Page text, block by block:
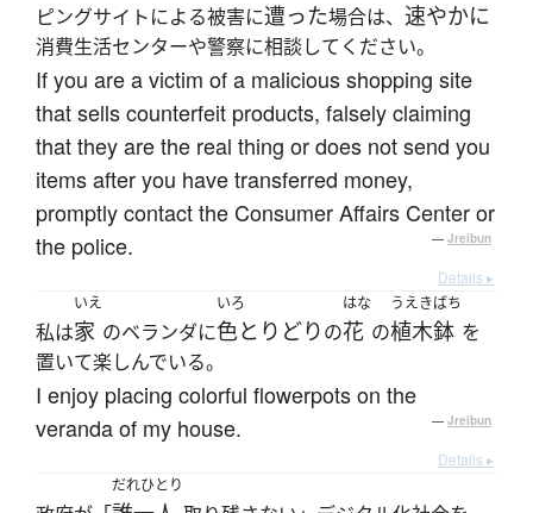
ピングサイトによる被害に遭った場合は、 速やかに
消費生活センターや警察に相談してください。
If you are a victim of a malicious shopping site
that sells counterfeit products, falsely claiming
that they are the real thing or does not send you
items after you have transferred money,
promptly contact the Consumer Affairs Center or
the police.
— Jreibun
Details ▸
私は
いえ
家 のベランダに
いろ
色とりどりの
はな
花 の
うえきばち
植木鉢 を
置いて楽しんでいる。
I enjoy placing colorful flowerpots on the
veranda of my house.
— Jreibun
Details ▸
だれひとり